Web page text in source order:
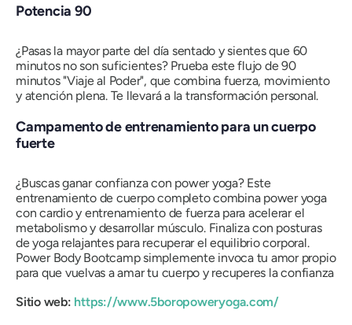
Potencia 90
¿Pasas la mayor parte del día sentado y sientes que 60
minutos no son suficientes? Prueba este flujo de 90
minutos "Viaje al Poder", que combina fuerza, movimiento
y atención plena. Te llevará a la transformación personal.
Campamento de entrenamiento para un cuerpo
fuerte
¿Buscas ganar confianza con power yoga? Este
entrenamiento de cuerpo completo combina power yoga
con cardio y entrenamiento de fuerza para acelerar el
metabolismo y desarrollar músculo. Finaliza con posturas
de yoga relajantes para recuperar el equilibrio corporal.
Power Body Bootcamp simplemente invoca tu amor propio
para que vuelvas a amar tu cuerpo y recuperes la confianza
Sitio web: https://www.5boropoweryoga.com/